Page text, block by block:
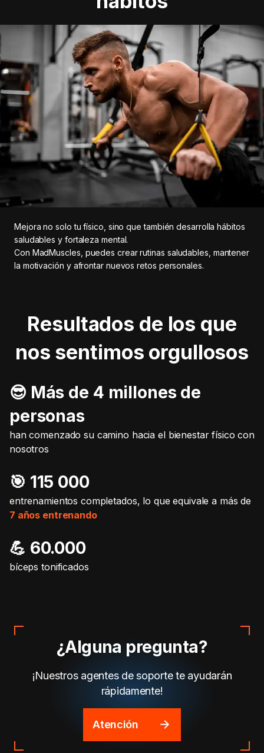
Mejora no solo tu físico, sino que también desarrolla hábitos
saludables y fortaleza mental.
Con MadMuscles, puedes crear rutinas saludables, mantener
la motivación y afrontar nuevos retos personales.
Resultados de los que
nos sentimos orgullosos
😎 Más de 4 millones de
personas
han comenzado su camino hacia el bienestar físico con
nosotros
🎯️ 115 000
entrenamientos completados, lo que equivale a más de
7 años entrenando
💪 60.000
bíceps tonificados
¿Alguna pregunta?
¡Nuestros agentes de soporte te ayudarán
rápidamente!
Atención